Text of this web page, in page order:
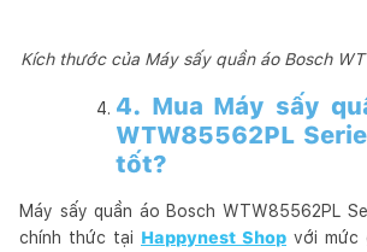
Kích thước của Máy sấy quần áo Bosch
4. Mua Máy sấy
WTW85562PL
tốt?
Máy sấy quần áo Bosch WTW85562PL
chính thức tại Happynest Shop với mức